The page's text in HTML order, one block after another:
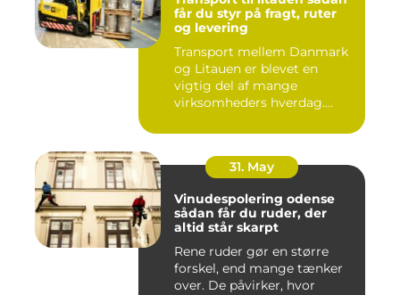
får du styr på fragt, ruter
og levering
Transport mellem Danmark
og Litauen er blevet en
vigtig del af mange
virksomheders hverdag.
31. May
Vinudespolering odense
sådan får du ruder, der
altid står skarpt
Rene ruder gør en større
forskel, end mange tænker
over. De påvirker, hvor